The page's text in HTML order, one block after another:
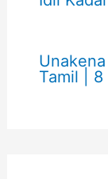
Tamil |